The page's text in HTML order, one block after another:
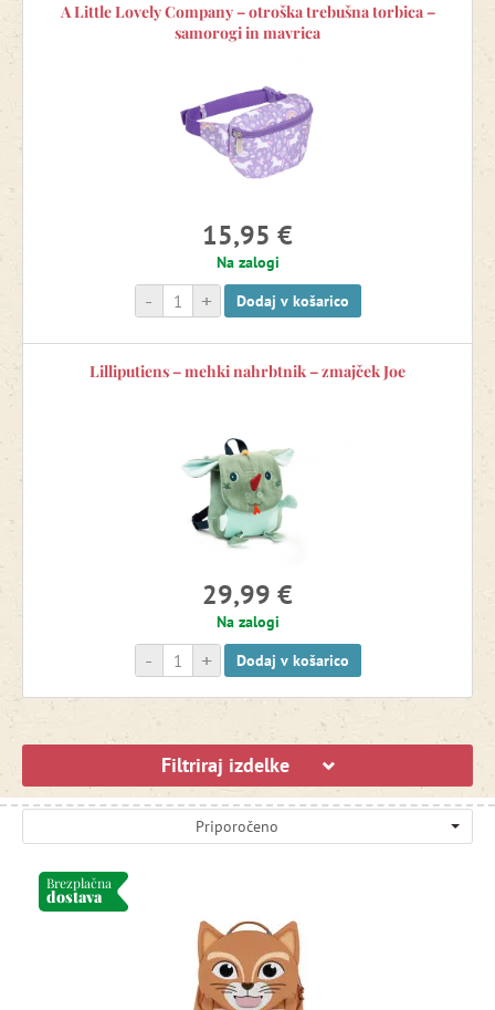
A Little Lovely Company – otroška trebušna torbica –
samorogi in mavrica
15,95 €
Na zalogi
+
- Dodaj v košarico
Lilliputiens – mehki nahrbtnik – zmajček Joe
29,99 €
Na zalogi
+
- Dodaj v košarico
Filtriraj izdelke
Priporočeno
Brezplačna
dostava